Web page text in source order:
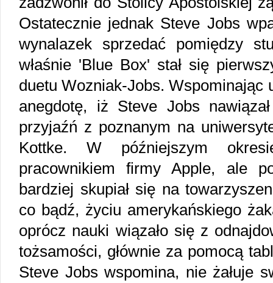
Ostatecznie jednak Steve Jobs
wynalazek sprzedać pomiędzy
właśnie 'Blue Box' stał się
duetu Wozniak-Jobs. Wspominając
anegdotę, iż Steve Jobs
przyjaźń z poznanym na
Kottke. W późniejszym
pracownikiem firmy Apple, ale
bardziej skupiał się na
co bądź, życiu amerykańskiego
oprócz nauki wiązało się z
tożsamości, głównie za pomocą
Steve Jobs wspomina, nie żałuje